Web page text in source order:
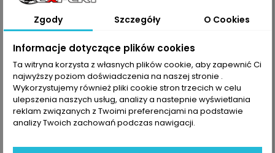
0521
0840
5303-970-
0411
5303-970-
0492
5303-970-
5303-970-
Zgody Szczegóły O Cookies
Informacje dotyczące plików cookies
Ta witryna korzysta z własnych plików cookie, aby zapewnić Ci
najwyższy poziom doświadczenia na naszej stronie .
Wykorzystujemy również pliki cookie stron trzecich w celu
ulepszenia naszych usług, analizy a nastepnie wyświetlania
reklam związanych z Twoimi preferencjami na podstawie
analizy Twoich zachowań podczas nawigacji.